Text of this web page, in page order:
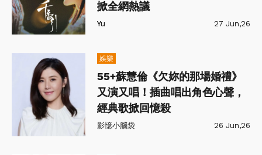
掀全網熱議
Yu 27 Jun,26
娛樂
55+蘇慧倫《欠妳的那場婚禮》
又演又唱！插曲唱出角色心聲，
經典歌掀回憶殺
影憶小腦袋 26 Jun,26